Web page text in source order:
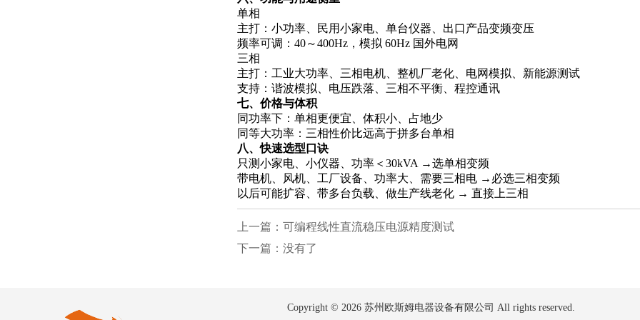
单相
主打：小功率、民用小家电、单台仪器、出口产品变频变压
频率可调：40～400Hz，模拟 60Hz 国外电网
三相
主打：工业大功率、三相电机、整机厂老化、电网模拟、新能源测试
支持：谐波模拟、电压跌落、三相不平衡、程控通讯
七、价格与体积
同功率下：单相更便宜、体积小、占地少
同等大功率：三相性价比远高于拼多台单相
八、快速选型口诀
只测小家电、小仪器、功率＜30kVA →选单相变频
带电机、风机、工厂设备、功率大、需要三相电 →必选三相变频
以后可能扩容、带多台负载、做生产线老化 → 直接上三相
上一篇：可编程线性直流稳压电源精度测试
下一篇：没有了
Copyright © 2026 苏州欧斯姆电器设备有限公司 All rights reserved.